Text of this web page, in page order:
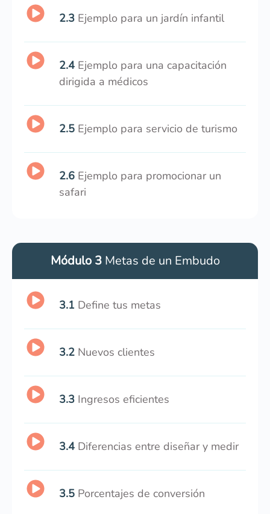
2.3 Ejemplo para un jardín infantil
2.4 Ejemplo para una capacitación
dirigida a médicos
2.5 Ejemplo para servicio de turismo
2.6 Ejemplo para promocionar un
safari
Módulo 3Metas de un Embudo
3.1 Define tus metas
3.2 Nuevos clientes
3.3 Ingresos eficientes
3.4 Diferencias entre diseñar y medir
3.5 Porcentajes de conversión